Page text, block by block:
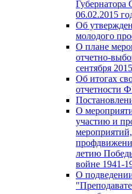
Губернатора
06.02.2015
Об
молодого
О плане
отчетно-
сентября
Об итогах
отчетности
О
участию и
летию
войне 1941-
О